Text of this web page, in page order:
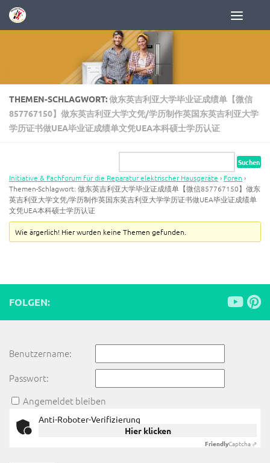
Zum Inhalt springen
THEMEN-SCHLAGWORT:做东英吉利亚大学毕业证成绩单【微信
857767150】做东英吉利亚大学文凭/学历制作英国东英吉利亚大学
学历证书做UEA毕业证成绩单文凭UEA本科硕士学历认证
Initiative & Fachforum für die Reparatur elektrischer Hausgeräte › Foren ›
Themen-Schlagwort: 做东英吉利亚大学毕业证成绩单【微信857767150】做东
英吉利亚大学文凭/学历制作英国东英吉利亚大学学历证书做UEA毕业证成绩单
文凭UEA本科硕士学历认证
Wie ärgerlich! Hier wurden keine Themen gefunden.
FOLGEN:
Benutzername:
Passwort:
Angemeldet bleiben
Anti-Roboter-Verifizierung
Hier klicken
FriendlyCaptcha ⇗